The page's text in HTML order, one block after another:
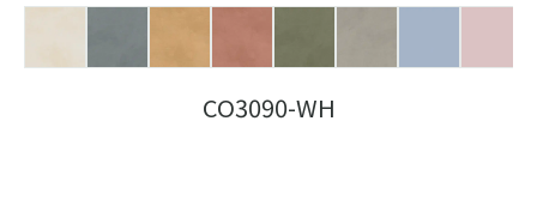
CO3090-WH